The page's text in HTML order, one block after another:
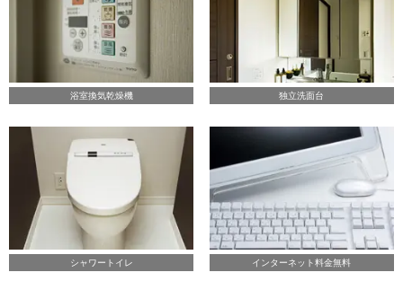
浴室換気乾燥機 独立洗面台
シャワートイレ インターネット料金無料